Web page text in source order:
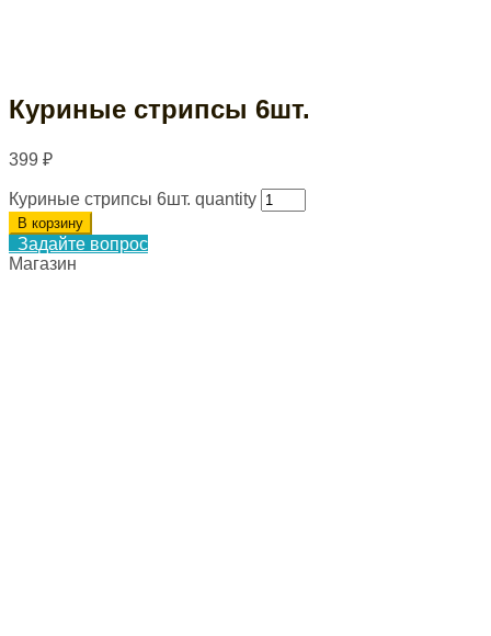
Куриные стрипсы 6шт.
399 ₽
Куриные стрипсы 6шт. quantity
В корзину
Задайте вопрос
Магазин